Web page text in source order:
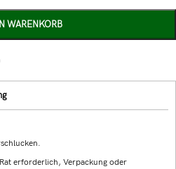
WARENKORB
erforderlich, Verpackung oder